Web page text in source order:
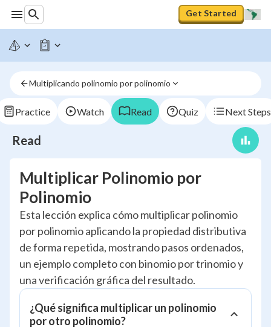
Get Started
Multiplicando polinomio por polinomio
Practice Watch Read Quiz Next Steps
Read
Multiplicar Polinomio por
Polinomio
Esta lección explica cómo multiplicar polinomio
por polinomio aplicando la propiedad distributiva
de forma repetida, mostrando pasos ordenados,
un ejemplo completo con binomio por trinomio y
una verificación gráfica del resultado.
¿Qué significa multiplicar un polinomio
por otro polinomio?